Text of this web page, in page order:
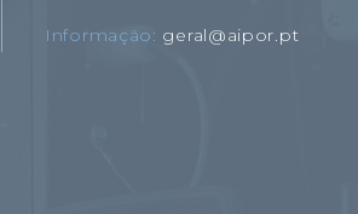
Informação geral@aipor.pt